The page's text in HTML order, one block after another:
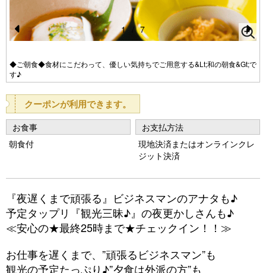
Pr
e
vi
o
u
s
◆ご朝食◆食材にこだわって、優しい気持ちでご用意する&Lt;和の朝食&Gt;で
す♪
N
e
xt
1 / 7
クーポンが利用できます。
お食事
朝食付
お支払方法
現地決済またはオンラインクレ
ジット決済
『夜遅くまで頑張る』ビジネスマンのアナタも♪
予定タップリ『観光三昧♪』の夜更かしさんも♪
≪安心の★最終25時まで★チェックイン！！≫
お仕事を遅くまで、”頑張るビジネスマン”も
観光の予定たっぷり♪”夕食は外派の方”も